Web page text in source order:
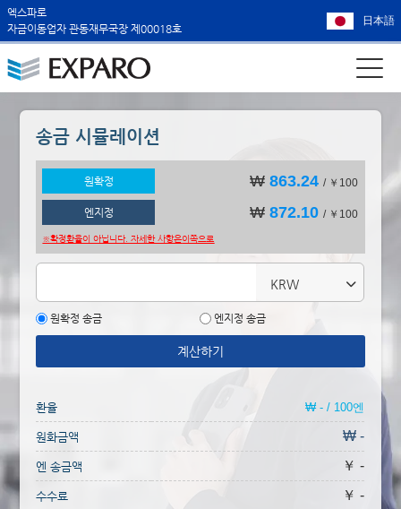
엑스파로
자금이동업자 관동재무국장 제00018호
日本語
송금 시뮬레이션
원확정 ₩863.24 / ￥100
엔지정 ₩872.10 / ￥100
※확정환율이 아닙니다. 자세한 사항은이쪽으로
KRW
원확정 송금 엔지정 송금
계산하기
환율 ₩ - / 100엔
원화금액 ₩ -
엔 송금액 ￥ -
수수료 ￥ -